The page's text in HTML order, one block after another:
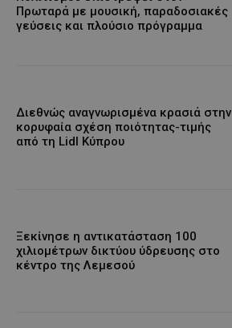
Πρωταρά με μουσική, παραδοσιακές
γεύσεις και πλούσιο πρόγραμμα
Διεθνώς αναγνωρισμένα κρασιά στην
κορυφαία σχέση ποιότητας-τιμής
από τη Lidl Κύπρου
Ξεκίνησε η αντικατάσταση 100
χιλιομέτρων δικτύου ύδρευσης στο
κέντρο της Λεμεσού